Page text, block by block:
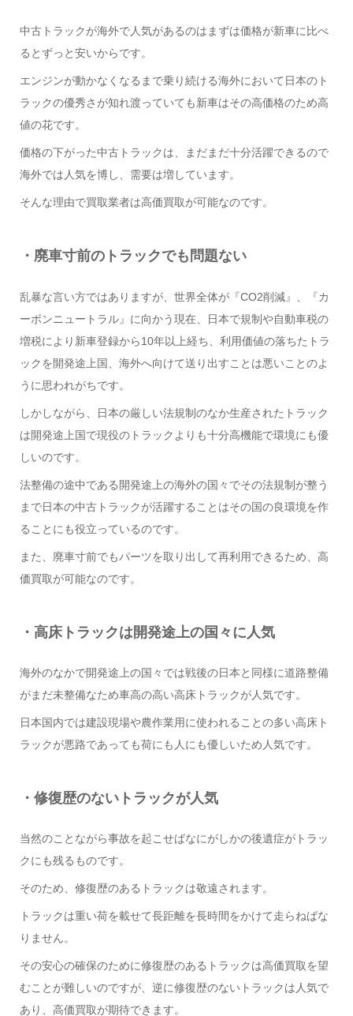
中古トラックが海外で人気があるのはまずは価格が新車に比べ
るとずっと安いからです。
エンジンが動かなくなるまで乗り続ける海外において日本のト
ラックの優秀さが知れ渡っていても新車はその高価格のため高
値の花です。
価格の下がった中古トラックは、まだまだ十分活躍できるので
海外では人気を博し、需要は増しています。
そんな理由で買取業者は高価買取が可能なのです。
・廃車寸前のトラックでも問題ない
乱暴な言い方ではありますが、世界全体が『CO2削減』、『カ
ーボンニュートラル』に向かう現在、日本で規制や自動車税の
増税により新車登録から10年以上経ち、利用価値の落ちたトラ
ックを開発途上国、海外へ向けて送り出すことは悪いことのよ
うに思われがちです。
しかしながら、日本の厳しい法規制のなか生産されたトラック
は開発途上国で現役のトラックよりも十分高機能で環境にも優
しいのです。
法整備の途中である開発途上の海外の国々でその法規制が整う
まで日本の中古トラックが活躍することはその国の良環境を作
ることにも役立っているのです。
また、廃車寸前でもパーツを取り出して再利用できるため、高
価買取が可能なのです。
・高床トラックは開発途上の国々に人気
海外のなかで開発途上の国々では戦後の日本と同様に道路整備
がまだ未整備なため車高の高い高床トラックが人気です。
日本国内では建設現場や農作業用に使われることの多い高床ト
ラックが悪路であっても荷にも人にも優しいため人気です。
・修復歴のないトラックが人気
当然のことながら事故を起こせばなにがしかの後遺症がトラッ
クにも残るものです。
そのため、修復歴のあるトラックは敬遠されます。
トラックは重い荷を載せて長距離を長時間をかけて走らねばな
りません。
その安心の確保のために修復歴のあるトラックは高価買取を望
むことが難しいのですが、逆に修復歴のないトラックは人気で
あり、高価買取が期待できます。